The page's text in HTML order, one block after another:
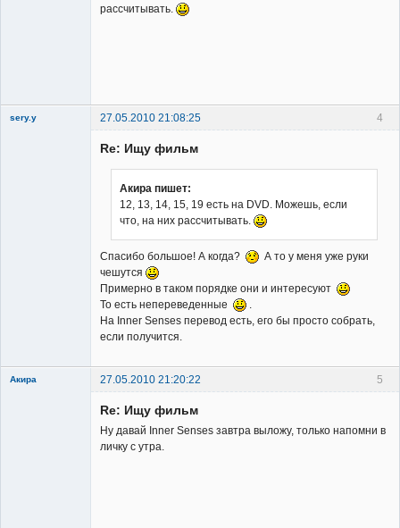
рассчитывать.
4
sery.y 27.05.2010 21:08:25
Re: Ищу фильм
Акира пишет:
12, 13, 14, 15, 19 есть на DVD. Можешь, если
что, на них рассчитывать.
Спасибо большое! А когда?
А то у меня уже руки
чешутся
Примерно в таком порядке они и интересуют
То есть непереведенные
На Inner Senses перевод есть, его бы просто собрать,
если получится.
5
Акира 27.05.2010 21:20:22
Re: Ищу фильм
Ну давай Inner Senses завтра выложу, только напомни в
личку с утра.